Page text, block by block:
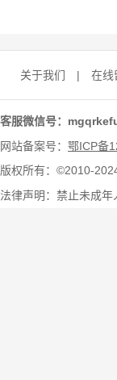
关于我们 | 在线
客服微信号：
网站备案号： 鄂ICP备
版权所有：©2010-
法律声明：禁止未成